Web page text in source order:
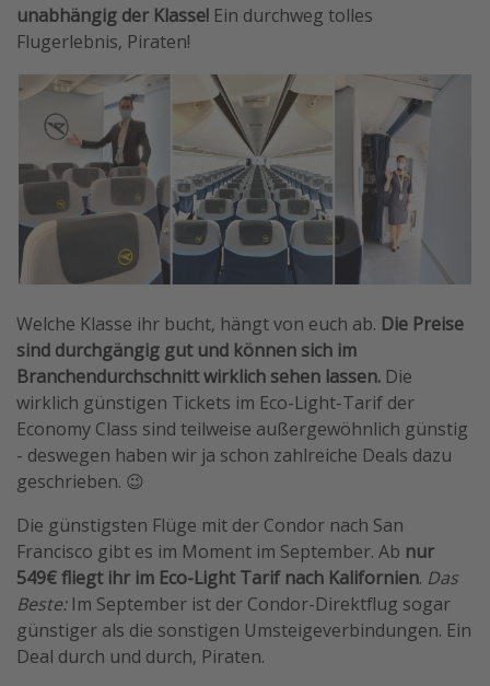
unabhängig der Klasse! Ein durchweg tolles
Flugerlebnis, Piraten!
Welche Klasse ihr bucht, hängt von euch ab. Die Preise
sind durchgängig gut und können sich im
Branchendurchschnitt wirklich sehen lassen. Die
wirklich günstigen Tickets im Eco-Light-Tarif der
Economy Class sind teilweise außergewöhnlich günstig
- deswegen haben wir ja schon zahlreiche Deals dazu
geschrieben. 😉
Die günstigsten Flüge mit der Condor nach San
Francisco gibt es im Moment im September. Ab nur
549€ fliegt ihr im Eco-Light Tarif nach Kalifornien. Das
Beste:Im September ist der Condor-Direktflug sogar
günstiger als die sonstigen Umsteigeverbindungen. Ein
Deal durch und durch, Piraten.